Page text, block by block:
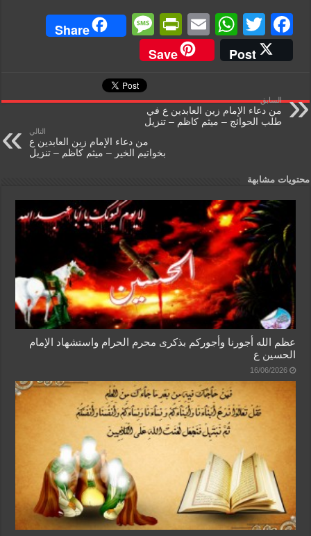
F
a
c
e
b
k
T
wi
tt
W
h
at
A
p
E
m
ail
Pr
in
tF
ri
e
n
dl
M
a
e
Share
Post
Save
السابق
من دعاء الإمام زين العابدين ع في
طلب الحوائج – ميثم كاظم – تنزيل
التالي
من دعاء الإمام زين العابدين ع
بخواتيم الخير – ميثم كاظم – تنزيل
محتويات مشابهة
عظم الله أجورنا وأجوركم بذكرى محرم الحرام واستشهاد الإمام
الحسين ع
16/06/2026